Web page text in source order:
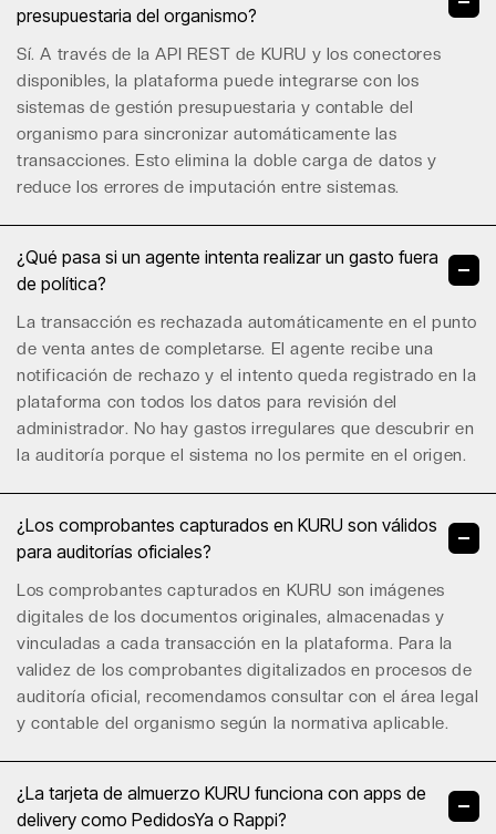
presupuestaria del organismo?
Sí. A través de laAPI REST de KURU y los conectores
disponibles, la plataforma puede integrarse con los
sistemas de gestión presupuestaria y contable del
organismo para sincronizar automáticamente las
transacciones. Esto elimina la doble carga de datos y
reduce los errores de imputación entre sistemas.
¿Qué pasa si un agente intenta realizar un gasto fuera
de política?
La transacción es rechazada automáticamente en el punto
de venta antes de completarse. El agente recibe una
notificación de rechazo y el intento queda registrado en la
plataforma con todos los datos para revisión del
administrador. No hay gastos irregulares que descubrir en
la auditoría porque el sistema no los permite en el origen.
¿Los comprobantes capturados en KURU son válidos
para auditorías oficiales?
Loscomprobantes capturados en KURU son imágenes
digitales de los documentos originales, almacenadas y
vinculadas a cada transacción en la plataforma. Para la
validez de los comprobantes digitalizados en procesos de
auditoría oficial, recomendamos consultar con el área legal
y contable del organismo según la normativa aplicable.
¿La tarjeta de almuerzo KURU funciona con apps de
delivery como PedidosYa o Rappi?